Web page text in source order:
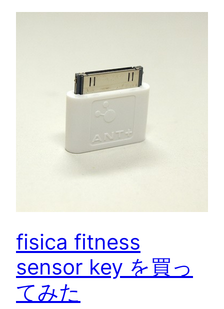
fisica fitness
sensor key を買っ
てみた